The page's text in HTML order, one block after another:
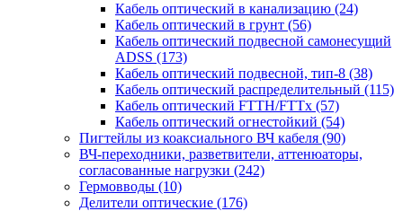
Кабель оптический в канализацию (24)
Кабель оптический в грунт (56)
Кабель оптический подвесной самонесущий
ADSS (173)
Кабель оптический подвесной, тип-8 (38)
Кабель оптический распределительный (115)
Кабель оптический FTTH/FTTx (57)
Кабель оптический огнестойкий (54)
Пигтейлы из коаксиального ВЧ кабеля (90)
ВЧ-переходники, разветвители, аттенюаторы,
согласованные нагрузки (242)
Гермовводы (10)
Делители оптические (176)